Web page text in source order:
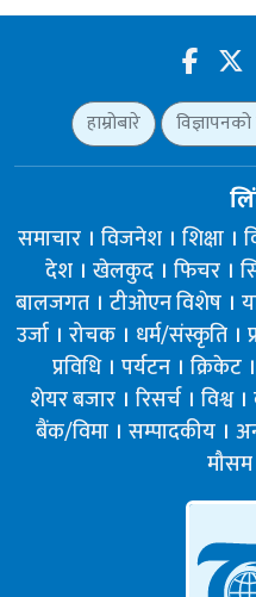
हाम्रोबारे
समाचार विजनेश शिक्षा
देश खेलकुद फिचर
बालजगत टीओएन विशेष
उर्जा रोचक धर्म/संस्कृति
प्रविधि पर्यटन क्रिकेट
शेयर बजार रिसर्च विश्व
बैंक/विमा सम्पादकीय
मौसम